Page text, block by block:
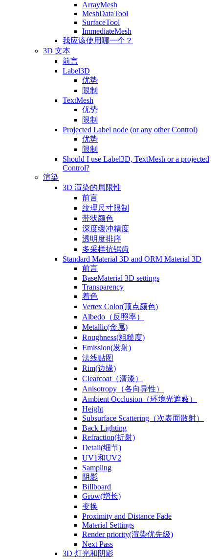
ArrayMesh
MeshDataTool
SurfaceTool
ImmediateMesh
我应该使用哪一个？
3D 文本
前言
Label3D
优势
限制
TextMesh
优势
限制
Projected Label node (or any other Control)
优势
限制
Should I use Label3D, TextMesh or a projected
Control?
渲染
3D 渲染的局限性
前言
纹理尺寸限制
带状颜色
深度缓冲精度
透明度排序
多采样抗锯齿
Standard Material 3D and ORM Material 3D
前言
BaseMaterial 3D settings
Transparency
着色
Vertex Color(顶点颜色)
Albedo（反照率）
Metallic(金属)
Roughness(粗糙度)
Emission(发射)
法线贴图
Rim(边缘)
Clearcoat（清漆）
Anisotropy（各向异性）
Ambient Occlusion（环境光遮蔽）
Height
Subsurface Scattering（次表面散射）
Back Lighting
Refraction(折射)
Detail(细节)
UV1和UV2
Sampling
阴影
Billboard
Grow(增长)
变换
Proximity and Distance Fade
Material Settings
Render priority(渲染优先级)
Next Pass
3D 灯光和阴影